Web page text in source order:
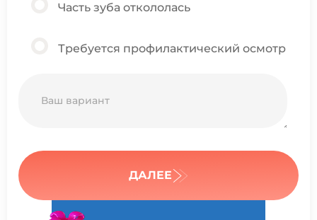
Часть зуба откололась
Требуется профилактический осмотр
ДАЛЕЕ